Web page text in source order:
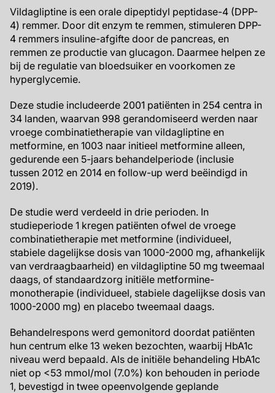
Vildagliptine is een orale dipeptidyl peptidase-4 (DPP-
4) remmer. Door dit enzym te remmen, stimuleren DPP-
4 remmers insuline-afgifte door de pancreas, en
remmen ze productie van glucagon. Daarmee helpen ze
bij de regulatie van bloedsuiker en voorkomen ze
hyperglycemie.
Deze studie includeerde 2001 patiënten in 254 centra in
34 landen, waarvan 998 gerandomiseerd werden naar
vroege combinatietherapie van vildagliptine en
metformine, en 1003 naar initieel metformine alleen,
gedurende een 5-jaars behandelperiode (inclusie
tussen 2012 en 2014 en follow-up werd beëindigd in
2019).
De studie werd verdeeld in drie perioden. In
studieperiode 1 kregen patiënten ofwel de vroege
combinatietherapie met metformine (individueel,
stabiele dagelijkse dosis van 1000-2000 mg, afhankelijk
van verdraagbaarheid) en vildagliptine 50 mg tweemaal
daags, of standaardzorg initiële metformine-
monotherapie (individueel, stabiele dagelijkse dosis van
1000-2000 mg) en placebo tweemaal daags.
Behandelrespons werd gemonitord doordat patiënten
hun centrum elke 13 weken bezochten, waarbij HbA1c
niveau werd bepaald. Als de initiële behandeling HbA1c
niet op <53 mmol/mol (7.0%) kon behouden in periode
1, bevestigd in twee opeenvolgende geplande